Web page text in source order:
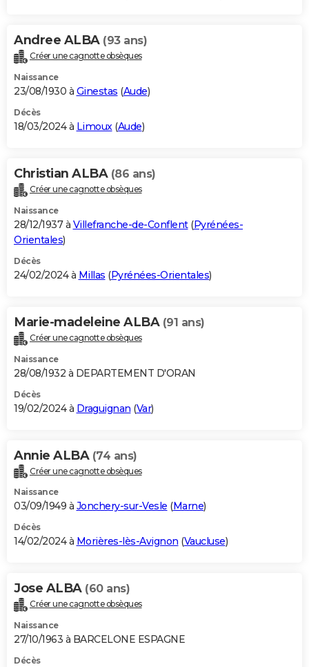
Andree ALBA (93 ans)
Créer une cagnotte obsèques
Naissance
23/08/1930 à Ginestas (Aude)
Décès
18/03/2024 à Limoux(Aude)
Christian ALBA (86 ans)
Créer une cagnotte obsèques
Naissance
28/12/1937 à Villefranche-de-Conflent(Pyrénées-
Orientales)
Décès
24/02/2024 à Millas (Pyrénées-Orientales)
Marie-madeleine ALBA (91 ans)
Créer une cagnotte obsèques
Naissance
28/08/1932 à DEPARTEMENT D'ORAN
Décès
19/02/2024 à Draguignan (Var)
Annie ALBA (74 ans)
Créer une cagnotte obsèques
Naissance
03/09/1949 à Jonchery-sur-Vesle (Marne)
Décès
14/02/2024 à Morières-lès-Avignon (Vaucluse)
Jose ALBA (60 ans)
Créer une cagnotte obsèques
Naissance
27/10/1963 à BARCELONE ESPAGNE
Décès